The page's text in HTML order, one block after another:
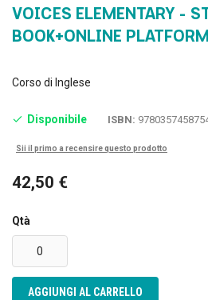
VOICES ELEMENTARY -
BOOK+ONLINE
Disponibile ISBN:
Sii il primo a recensire questo prodotto
42,50 €
Qtà
AGGIUNGI AL CARRELLO
Corso di Inglese